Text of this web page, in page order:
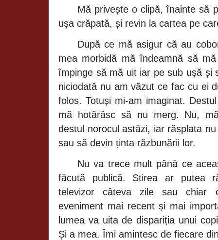
Mă privește oclipă, înainte să
ușa crăpată, și revin la cartea pe
Dupăce măasigur căau
mea morbidă mă îndeamnă să
împinge să mă uit iar pe sub ușă și
niciodată nu amvăzutce fac cu ei
folos. Totuși mi-am imaginat.
mă hotărăsc să nu merg. Nu,
destul noroculastăzi, iar răsplata
sau să devin ținta răzbunării lor.
Nu va trece mult până ce
făcută publică. Știrea ar putea
televizorcâteva zile sau
eveniment mai recentși mai
lumea va uita dedispariția unui
Și a mea.Îmi amintesc de fiecare